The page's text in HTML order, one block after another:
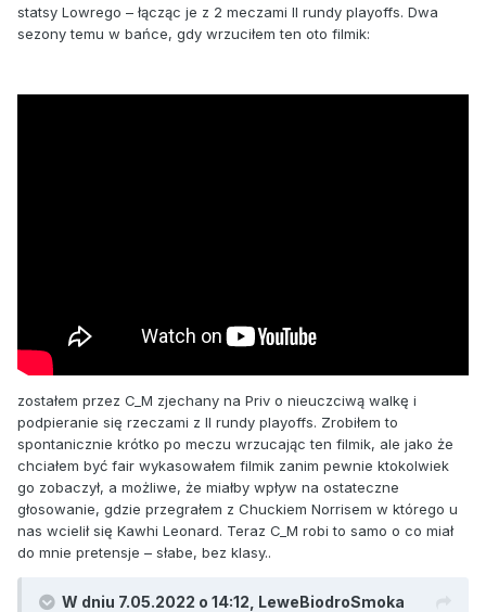
statsy Lowrego – łącząc je z 2 meczami II rundy playoffs. Dwa
sezony temu w bańce, gdy wrzuciłem ten oto filmik:
zostałem przez C_M zjechany na Priv o nieuczciwą walkę i
podpieranie się rzeczami z II rundy playoffs. Zrobiłem to
spontanicznie krótko po meczu wrzucając ten filmik, ale jako że
chciałem być fair wykasowałem filmik zanim pewnie ktokolwiek
go zobaczył, a możliwe, że miałby wpływ na ostateczne
głosowanie, gdzie przegrałem z Chuckiem Norrisem w którego u
nas wcielił się Kawhi Leonard. Teraz C_M robi to samo o co miał
do mnie pretensje – słabe, bez klasy..
W dniu 7.05.2022 o 14:12, LeweBiodroSmoka